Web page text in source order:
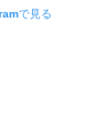
で見る